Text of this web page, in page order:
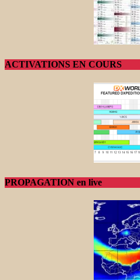
ACTIVATIONS EN COURS
PROPAGATION en live